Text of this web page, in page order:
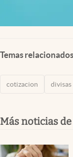
Temas relacionados
cotizacion divisas
Más noticias de